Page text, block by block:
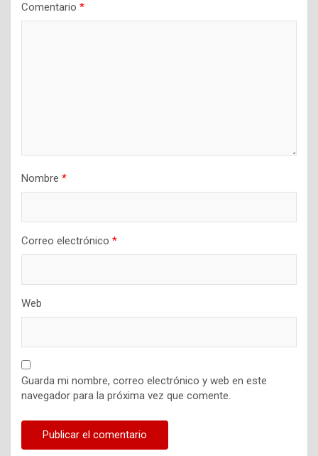
Comentario *
Nombre *
Correo electrónico *
Web
Guarda mi nombre, correo electrónico y web en este
navegador para la próxima vez que comente.